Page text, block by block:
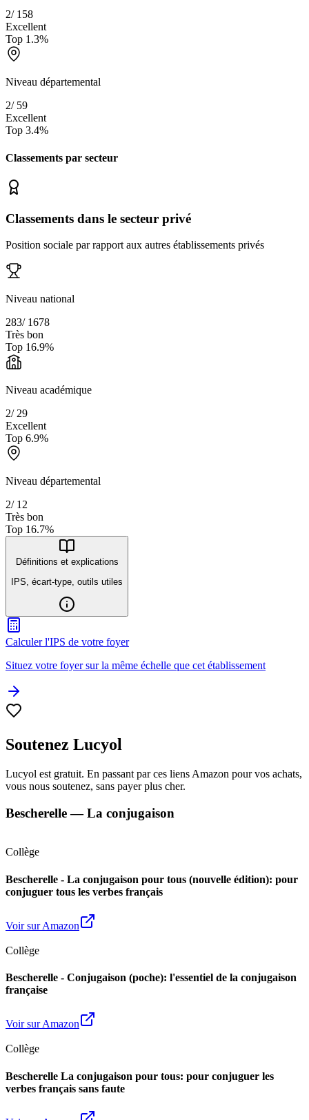
2/ 158
Excellent
Top 1.3%
Niveau départemental
2/ 59
Excellent
Top 3.4%
Classements par secteur
Classements dans le secteur privé
Position sociale par rapport aux autres établissements privés
Niveau national
283/ 1678
Très bon
Top 16.9%
Niveau académique
2/ 29
Excellent
Top 6.9%
Niveau départemental
2/ 12
Très bon
Top 16.7%
Définitions et explications
IPS, écart-type, outils utiles
Calculer l'IPS de votre foyer
Situez votre foyer sur la même échelle que cet établissement
Soutenez Lucyol
Lucyol est gratuit. En passant par ces liens Amazon pour vos achats,
vous nous soutenez, sans payer plus cher.
Bescherelle — La conjugaison
Collège
Bescherelle - La conjugaison pour tous (nouvelle édition): pour
conjuguer tous les verbes français
Voir sur Amazon
Collège
Bescherelle - Conjugaison (poche): l'essentiel de la conjugaison
française
Voir sur Amazon
Collège
Bescherelle La conjugaison pour tous: pour conjuguer les
verbes français sans faute